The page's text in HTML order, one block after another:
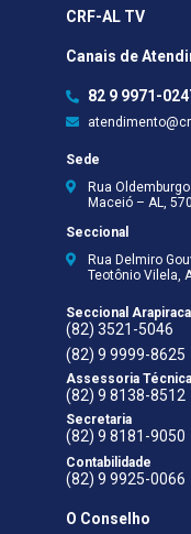
CRF-AL TV
Canais de
82 9 9971-
Sede
Rua
Maceió – AL,
Seccional
Rua Delmiro
Teotônio Vilela,
Seccional Arapiraca
(82) 3521-5046
(82) 9 9999-8625
Assessoria Técnica
(82) 9 8138-8512
Secretaria
(82) 9 8181-9050
Contabilidade
(82) 9 9925-0066
O Conselho